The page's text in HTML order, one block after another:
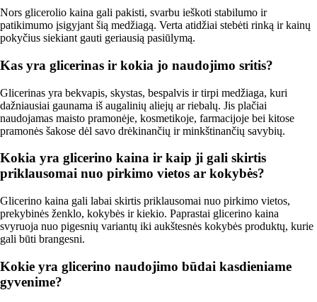
Nors glicerolio kaina gali pakisti, svarbu ieškoti stabilumo ir
patikimumo įsigyjant šią medžiagą. Verta atidžiai stebėti rinką ir kainų
pokyčius siekiant gauti geriausią pasiūlymą.
Kas yra glicerinas ir kokia jo naudojimo sritis?
Glicerinas yra bekvapis, skystas, bespalvis ir tirpi medžiaga, kuri
dažniausiai gaunama iš augalinių aliejų ar riebalų. Jis plačiai
naudojamas maisto pramonėje, kosmetikoje, farmacijoje bei kitose
pramonės šakose dėl savo drėkinančių ir minkštinančių savybių.
Kokia yra glicerino kaina ir kaip ji gali skirtis
priklausomai nuo pirkimo vietos ar kokybės?
Glicerino kaina gali labai skirtis priklausomai nuo pirkimo vietos,
prekybinės ženklo, kokybės ir kiekio. Paprastai glicerino kaina
svyruoja nuo pigesnių variantų iki aukštesnės kokybės produktų, kurie
gali būti brangesni.
Kokie yra glicerino naudojimo būdai kasdieniame
gyvenime?